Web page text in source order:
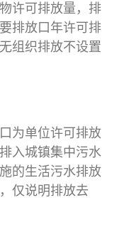
许可排放量，排
排放口年许可排
组织排放不设置
为单位许可排放
入城镇集中污水
的生活污水排放
仅说明排放去